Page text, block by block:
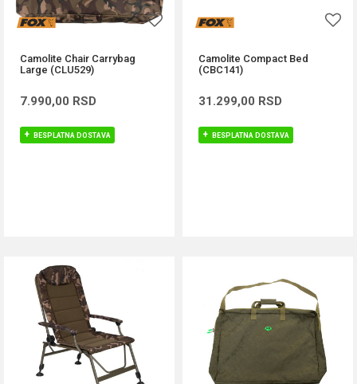
Camolite Chair Carrybag
Large (CLU529)
7.990,00 RSD
BESPLATNA DOSTAVA
Camolite Compact Bed
(CBC141)
31.299,00 RSD
BESPLATNA DOSTAVA